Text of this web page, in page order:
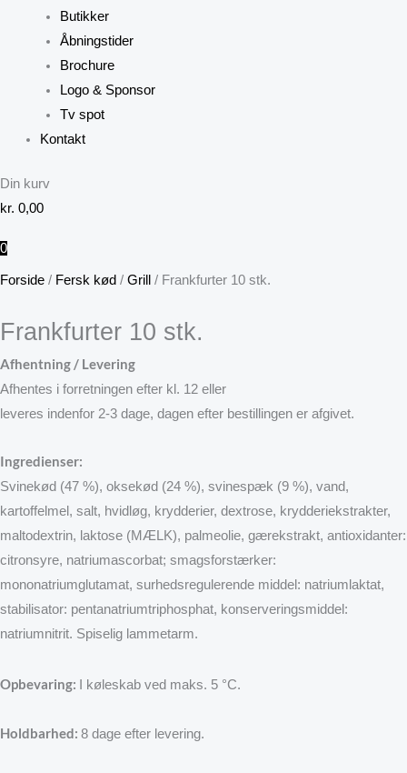
Butikker
Åbningstider
Brochure
Logo & Sponsor
Tv spot
Kontakt
Din kurv
kr. 0,00
0
Forside / Fersk kød / Grill / Frankfurter 10 stk.
Frankfurter 10 stk.
Afhentning / Levering
Afhentes i forretningen efter kl. 12 eller
leveres indenfor 2-3 dage, dagen efter bestillingen er afgivet.
Ingredienser:
Svinekød (47 %), oksekød (24 %), svinespæk (9 %), vand,
kartoffelmel, salt, hvidløg, krydderier, dextrose, krydderiekstrakter,
maltodextrin, laktose (MÆLK), palmeolie, gærekstrakt, antioxidanter:
citronsyre, natriumascorbat; smagsforstærker:
mononatriumglutamat, surhedsregulerende middel: natriumlaktat,
stabilisator: pentanatriumtriphosphat, konserveringsmiddel:
natriumnitrit. Spiselig lammetarm.
Opbevaring: I køleskab ved maks. 5 °C.
Holdbarhed: 8 dage efter levering.